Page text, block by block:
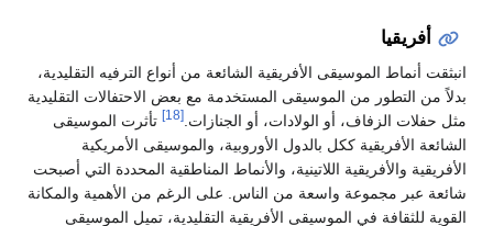
أفريقيا
انبثقت أنماط الموسيقى الأفريقية الشائعة من أنواع الترفيه التقليدية،
بدلاً من التطور من الموسيقى المستخدمة مع بعض الاحتفالات التقليدية
مثل حفلات الزفاف، أو الولادات، أو الجنازات. [18]
تأثرت الموسيقى
الشائعة الأفريقية ككل بالدول الأوروبية، والموسيقى الأمريكية
الأفريقية والأفريقية اللاتينية، والأنماط المناطقية المحددة التي أصبحت
شائعة عبر مجموعة واسعة من الناس. على الرغم من الأهمية والمكانة
القوية للثقافة في الموسيقى الأفريقية التقليدية، تميل الموسيقى